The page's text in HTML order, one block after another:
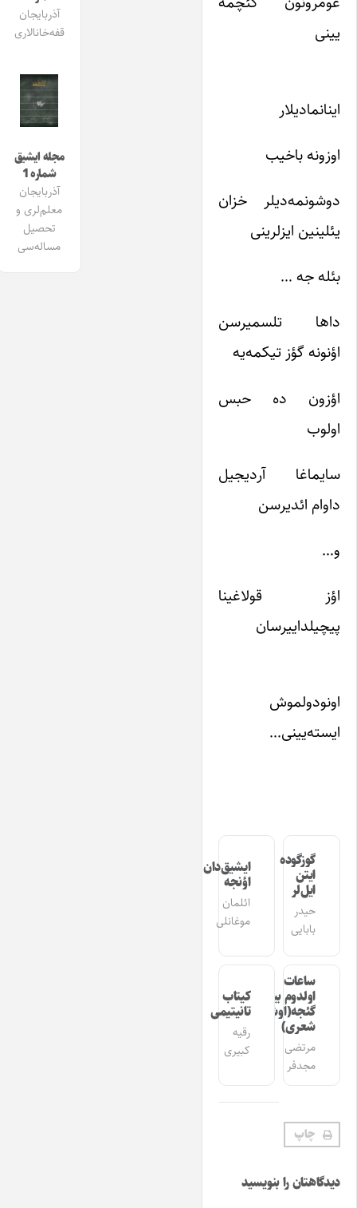
یینی
اینانمادیلار
اوزونه باخیب
دوشونمه‌دیلر خزان
یئلینین ایزلرینی
بئله جه …
داها تلسمیرسن
اؤنونه گؤز تیکمه‌یه
اؤزون ده حبس
اولوب
سایماغا آردیجیل
داوام ائدیرسن
و…
اؤز قولاغینا
پیچیلداییرسان
اونودولموش
ایسته‌یینی…
گوزگوده
ایتن
ایل‌لر
حیدر
بابایی
ایشیق‌دان
اؤنجه
ائلمان
موغانلی
ساعات
اولدوم بیر
گئجه(اوشاق
شعری)
مرتضی
مجدفر
کیتاب
تانیتیمی
رقیه
کبیری
چاپ
دیدگاهتان را بنویسید
آذربایجان
قفه‌خانالاری
مجله ایشیق
شماره 1
آذربایجان
معلم‌لری و
تحصیل
مساله‌سی